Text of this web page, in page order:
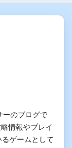
ーのブログで
情報やプレイ
ゲームとして